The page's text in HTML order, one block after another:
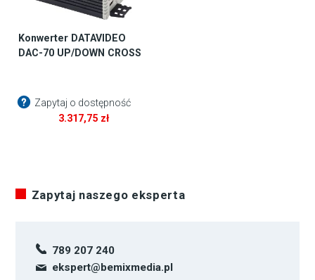
Konwerter DATAVIDEO
DAC-70 UP/DOWN CROSS
Zapytaj o dostępność
3.317,75 zł
Zapytaj naszego eksperta
789 207 240
ekspert@bemixmedia.pl